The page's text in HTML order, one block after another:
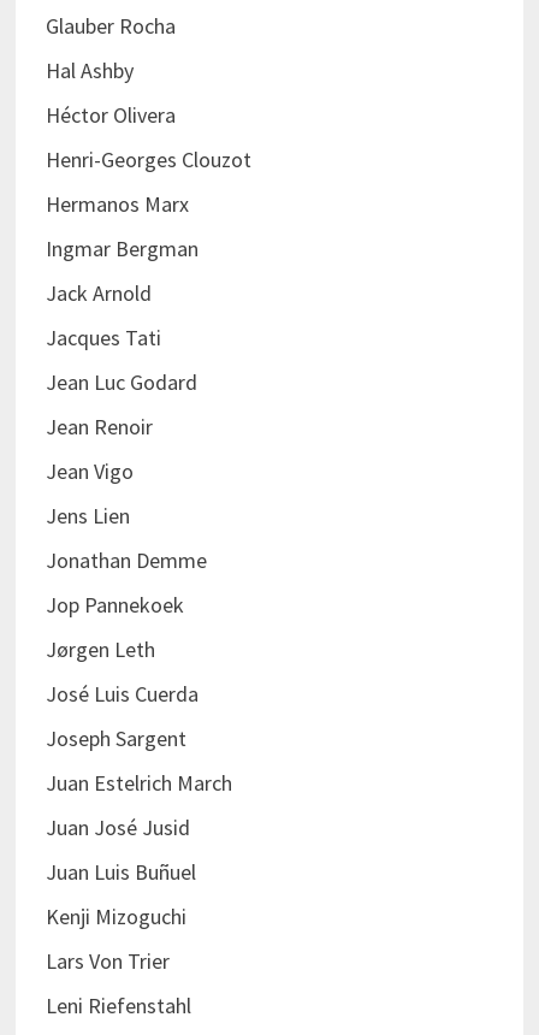
Glauber Rocha
Hal Ashby
Héctor Olivera
Henri-Georges Clouzot
Hermanos Marx
Ingmar Bergman
Jack Arnold
Jacques Tati
Jean Luc Godard
Jean Renoir
Jean Vigo
Jens Lien
Jonathan Demme
Jop Pannekoek
Jørgen Leth
José Luis Cuerda
Joseph Sargent
Juan Estelrich March
Juan José Jusid
Juan Luis Buñuel
Kenji Mizoguchi
Lars Von Trier
Leni Riefenstahl